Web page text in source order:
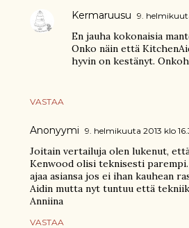
VASTAA
Kermaruusu 9.
En jauha kokonaisia
Onko näin että
hyvin on kestänyt.
Anonyymi 9. helmikuuta 2013 klo
Joitain vertailuja olen lukenut,
Kenwood olisi teknisesti parempi.
ajaa asiansa jos ei ihan kauhean
Aidin mutta nyt tuntuu että
Anniina
VASTAA